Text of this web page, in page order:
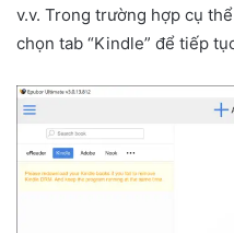
v.v. Trong trường hợp cụ
chọn tab “Kindle” để tiếp